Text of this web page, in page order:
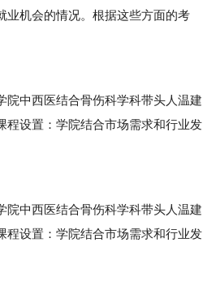
业机会的情况。根据这些方面的考
中西医结合骨伤科学科带头人温建
程设置：学院结合市场需求和行业发
中西医结合骨伤科学科带头人温建
程设置：学院结合市场需求和行业发